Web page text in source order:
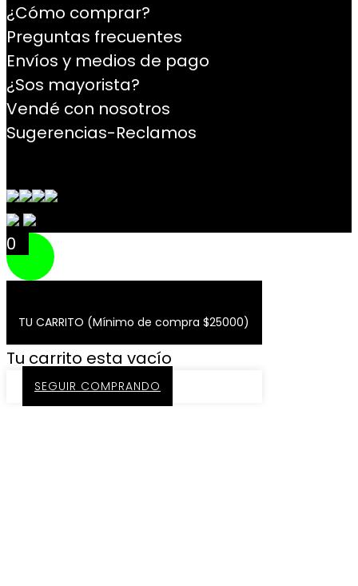
¿Cómo comprar?
Preguntas frecuentes
Envíos y medios de pago
¿Sos mayorista?
Vendé con nosotros
Sugerencias-Reclamos
0
TU CARRITO (Mínimo de compra $25000)
Tu carrito esta vacío
SEGUIR COMPRANDO